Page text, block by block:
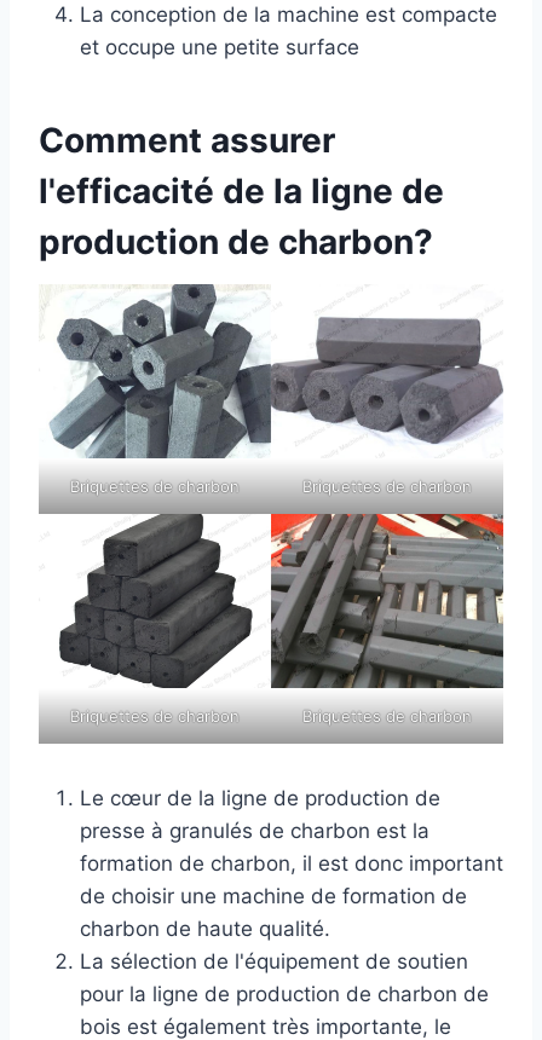
La conception de la machine est compacte
et occupe une petite surface
Comment assurer
l'efficacité de la ligne de
production de charbon?
Briquettes de charbon Briquettes de charbon
Briquettes de charbon Briquettes de charbon
Le cœur de la ligne de production de
presse à granulés de charbon est la
formation de charbon, il est donc important
de choisir une machine de formation de
charbon de haute qualité.
La sélection de l'équipement de soutien
pour la ligne de production de charbon de
bois est également très importante, le